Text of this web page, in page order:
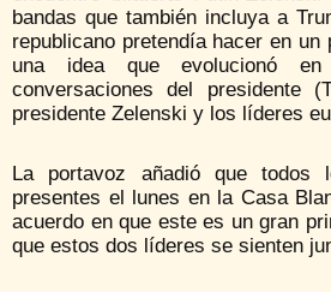
bandas que también incluya a
republicano pretendía hacer en un
una idea que evolucionó
conversaciones del presidente
presidente Zelenski y los líderes
La portavoz añadió que todos
presentes el lunes en la Casa
acuerdo en que este es un gran
que estos dos líderes se sienten